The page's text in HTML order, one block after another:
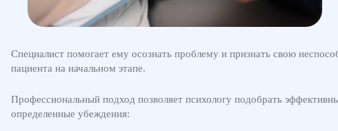
Специалист помогает ему осознать проблему и признать свою
пациента на начальном этапе.
Профессиональный подход позволяет психологу подобрать
определенные убеждения: